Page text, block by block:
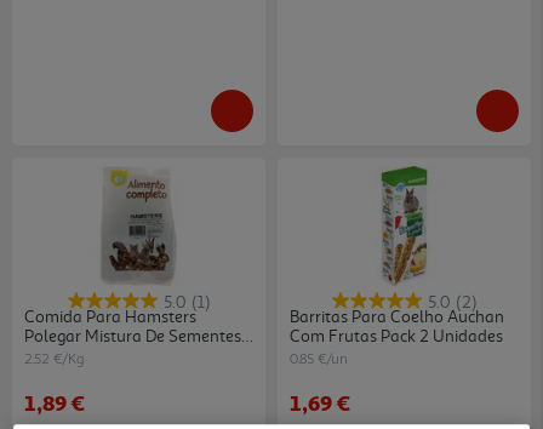
5.0 (1)
Comida Para Hamsters
Polegar Mistura De Sementes
750g
2.52 €/Kg
1,89 €
5.0 (2)
Barritas Para Coelho Auchan
Com Frutas Pack 2 Unidades
0.85 €/un
1,69 €